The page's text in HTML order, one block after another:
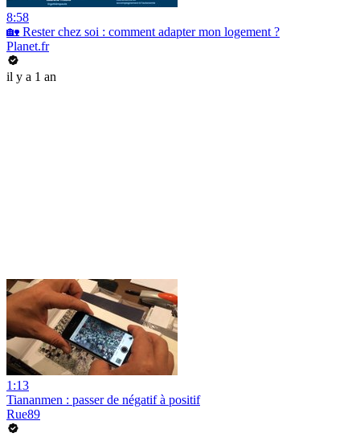
8:58
🏡 Rester chez soi : comment adapter mon logement ?
Planet.fr
il y a 1 an
1:13
Tiananmen : passer de négatif à positif
Rue89